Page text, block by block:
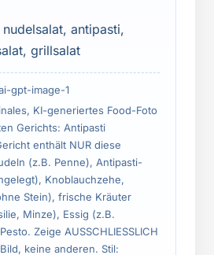
nudelsalat, antipasti,
grillsalat
gpt-image-1
KI-generiertes Food-Foto
Gerichts: Antipasti
enthält NUR diese
(z.B. Penne), Antipasti-
Knoblauchzehe,
Stein), frische Kräuter
Minze), Essig (z.B.
Zeige AUSSCHLIESSLICH
keine anderen. Stil: